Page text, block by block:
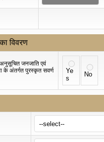
विवरण
जनजाति एवं
के अंतर्गत पुरस्कृत सवर्ण
Ye
s
No